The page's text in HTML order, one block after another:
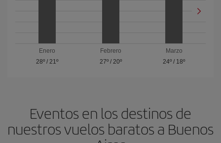
Enero
28º/ 21º
Febrero
27º/ 20º
Marzo
24º / 18º
Eventos en los destinos de
nuestros vuelos baratos a Buenos